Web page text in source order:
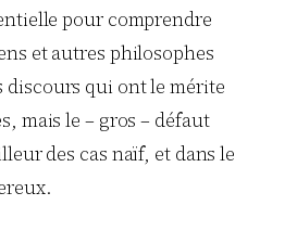
pour comprendre
et autres philosophes
discours qui ont le mérite
mais le – gros – défaut
des cas naïf, et dans le